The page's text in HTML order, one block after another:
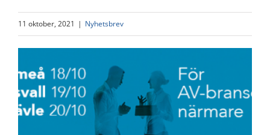
11 oktober, 2021 | Nyhetsbrev